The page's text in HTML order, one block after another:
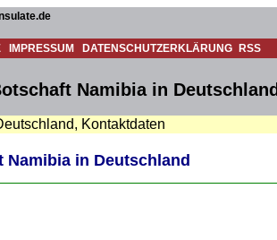
IMPRESSUM DATENSCHUTZERKLÄRUNG RSS
Namibia in Deutschland
Kontaktdaten
in Deutschland